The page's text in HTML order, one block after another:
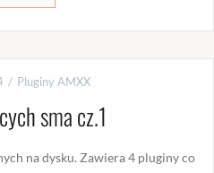
Pluginy AMXX
sma cz.1
na dysku. Zawiera 4 pluginy co